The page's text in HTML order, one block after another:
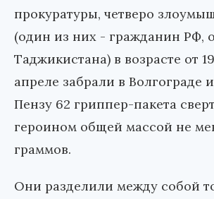
прокуратуры, четверо
(один из них - гражданин РФ,
Таджикистана) в возрасте от
апреле забрали в Волгограде
Пензу 62 гриппер-пакета
героином общей массой не
граммов.
Они разделили между собой